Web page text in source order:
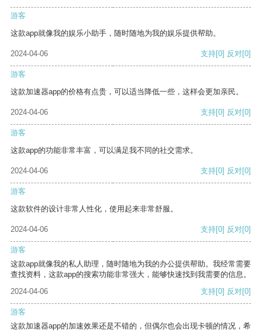
游客
这款app就像我的娱乐小助手，随时随地为我的娱乐提供帮助。
2024-04-06 支持[0] 反对[0]
游客
这款加速器app的价格有点贵，可以适当降低一些，这样会更加亲民。
2024-04-06 支持[0] 反对[0]
游客
这款app的功能非常丰富，可以满足我不同的社交需求。
2024-04-06 支持[0] 反对[0]
游客
这款软件的设计非常人性化，使用起来非常舒服。
2024-04-06 支持[0] 反对[0]
游客
这款app就像我的私人助理，随时随地为我的办公提供帮助。我经常需要
查找资料，这款app的搜索功能非常强大，能够快速找到我需要的信息。
2024-04-06
支持[0] 反对[0]
游客
这款加速器app的加速效果还是不错的，但偶尔也会出现卡顿的情况，希